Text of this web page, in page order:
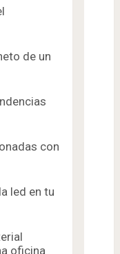
de un
con
led en tu
oficina